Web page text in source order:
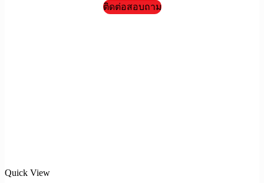
ติดต่อสอบถาม
Quick View